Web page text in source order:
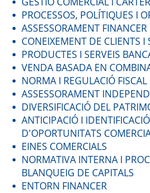
PROCESSOS, POLÍTIQUES I
ASSESSORAMENT FINANCER
CONEIXEMENT DE CLIENTS I
PRODUCTES I SERVEIS
VENDA BASADA EN
NORMA I REGULACIÓ FISCAL
ASSESSORAMENT
DIVERSIFICACIÓ DEL
ANTICIPACIÓ I
D'OPORTUNITATS
EINES COMERCIALS
NORMATIVA INTERNA I
BLANQUEIG DE CAPITALS
ENTORN FINANCER